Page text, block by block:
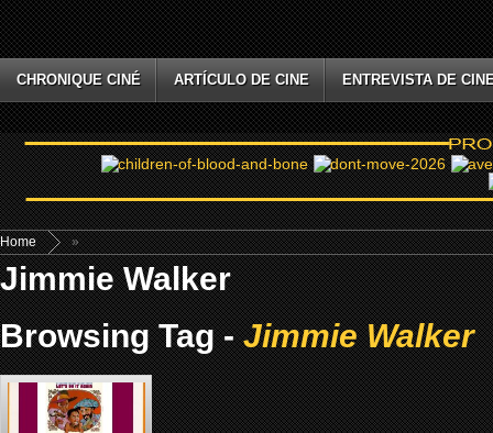
CHRONIQUE CINÉ ARTÍCULO DE CINE ENTREVISTA DE
Home »
Jimmie Walker
Browsing Tag -Jimmie Walker